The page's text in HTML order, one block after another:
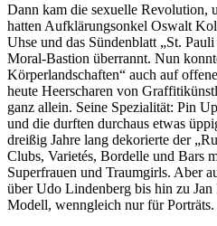
Dann kam die sexuelle Revolution,
hatten Aufklärungsonkel Oswalt
Uhse und das Sündenblatt „St.
Moral-Bastion überrannt. Nun
Körperlandschaften“ auch auf
heute Heerscharen von
ganz allein. Seine Spezialität: Pin
und die durften durchaus etwas
dreißig Jahre lang dekorierte der
Clubs, Varietés, Bordelle und Bars
Superfrauen und Traumgirls. Aber
über Udo Lindenberg bis hin zu
Modell, wenngleich nur für Porträts.